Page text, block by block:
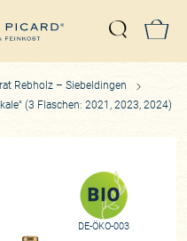
Suche
Rebholz – Siebeldingen
(3 Flaschen: 2021, 2023, 2024)
DE-ÖKO-003